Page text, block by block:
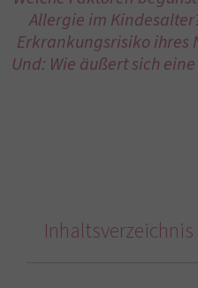
Allergie im
Erkrankungsrisiko ihres
Und: Wie äußert sich
Inhaltsverzeichnis